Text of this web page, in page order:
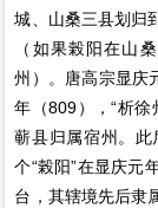
城、山桑三县划归
（如果榖阳在山
州）。唐高宗显庆
年（809），“析
蕲县归属宿州。
个“榖阳”在显庆元
台，其辖境先后隶